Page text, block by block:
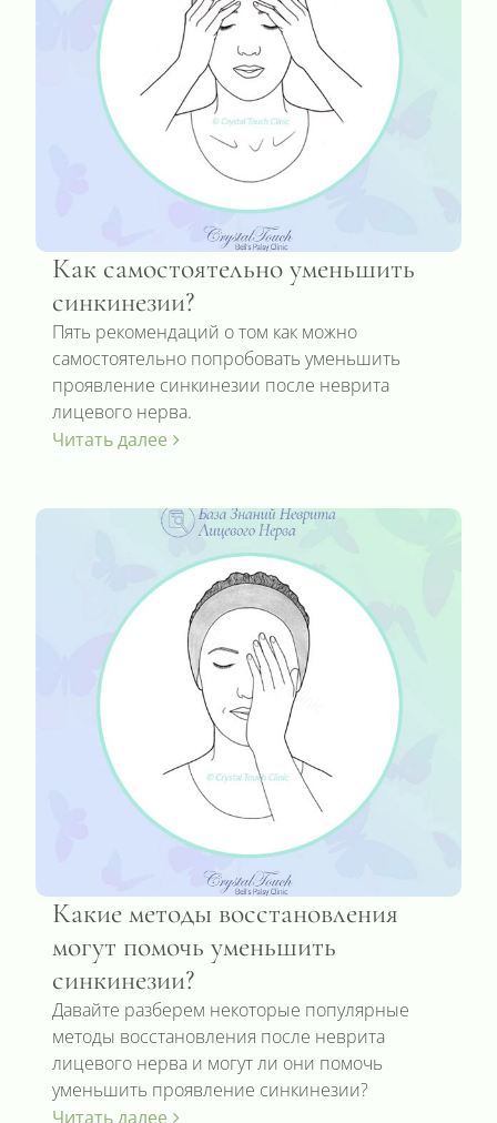
Как самостоятельно уменьшить
синкинезии?
Пять рекомендаций о том как можно
самостоятельно попробовать уменьшить
проявление синкинезии после неврита
лицевого нерва.
Читать далее
Какие методы восстановления
могут помочь уменьшить
синкинезии?
Давайте разберем некоторые популярные
методы восстановления после неврита
лицевого нерва и могут ли они помочь
уменьшить проявление синкинезии?
Читать далее